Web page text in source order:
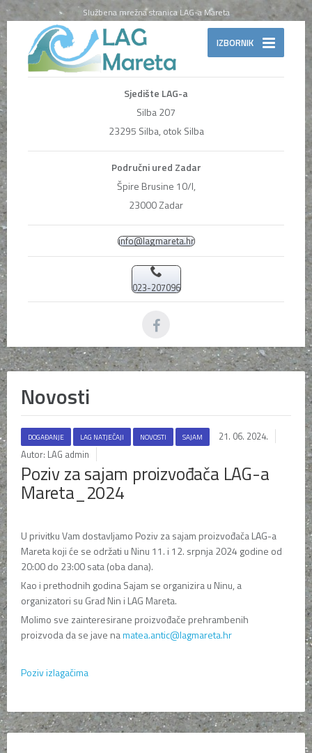
Službena mrežna stranica LAG-a Mareta
IZBORNIK
Sjedište LAG-a
Silba 207
23295 Silba, otok Silba
Područni ured Zadar
Špire Brusine 10/I,
23000 Zadar
info@lagmareta.hr
023-207096
Novosti
DOGAĐANJE LAG NATJEČAJI NOVOSTI SAJAM
21. 06. 2024.
Autor: LAG admin
Poziv za sajam proizvođača LAG-a
Mareta_2024
U privitku Vam dostavljamo Poziv za sajam proizvođača LAG-a
Mareta koji će se održati u Ninu 11. i 12. srpnja 2024 godine od
20:00 do 23:00 sata (oba dana).
Kao i prethodnih godina Sajam se organizira u Ninu, a
organizatori su Grad Nin i LAG Mareta.
Molimo sve zainteresirane proizvođače prehrambenih
proizvoda da se jave namatea.antic@lagmareta.hr
Poziv izlagačima